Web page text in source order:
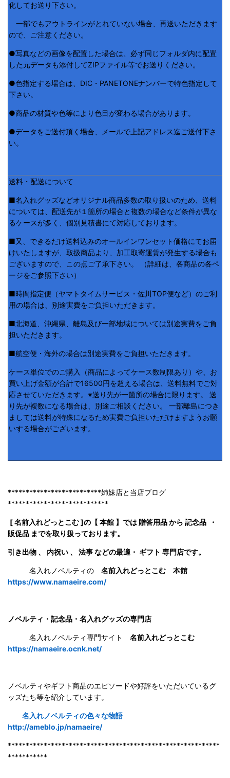
化してお送り下さい。
一部でもアウトラインがとれていない場合、再送いただきます
ので、ご注意ください。
●写真などの画像を配置した場合は、必ず同じフォルダ内に配置
した元データも添付してZIPファイル等でお送りください。
●色指定する場合は、DIC・PANETONEナンバーで特色指定して
下さい。
●商品の材質や色等により色目が変わる場合があります。
●データをご送付頂く場合、メールで上記アドレス迄ご送付下さ
い。
送料・配送について
■名入れグッズなどオリジナル商品多数の取り扱いのため、送料
については、配送先が１箇所の場合と複数の場合など条件が異な
るケースが多く、個別見積書にて対応しております。
■又、できるだけ送料込みのオールインワンセット価格にてお届
けいたしますが、取扱商品より、加工取寄運賃が発生する場合も
ございますので、この点ご了承下さい。 （詳細は、各商品の各ペ
ージをご参照下さい）
■時間指定便（ヤマトタイムサービス・佐川TOP便など）のご利
用の場合は、別途実費をご負担いただきます。
■北海道、沖縄県、離島及び一部地域については別途実費をご負
担いただきます。
■航空便・海外の場合は別途実費をご負担いただきます。
ケース単位でのご購入（商品によってケース数制限あり）や、お
買い上げ金額が合計で16500円を超える場合は、送料無料でご対
応させていただきます。※送り先が一箇所の場合に限ります。 送
り先が複数になる場合は、別途ご相談ください。 一部離島につき
ましては送料が特殊になるため実費ご負担いただけますようお願
いする場合がございます。
**************************姉妹店と当店ブログ
****************************
[ 名前入れどっとこむ ]の【 本館 】では 贈答用品 から 記念品 ・
販促品 までを取り扱っております。
引き出物 、 内祝い 、 法事 などの最適・ ギフト 専門店です。
名入れノベルティの 名前入れどっとこむ 本館
https://www.namaeire.com/
ノベルティ・記念品・名入れグッズの専門店
名入れノベルティ専門サイト 名前入れどっとこむ
https://namaeire.ocnk.net/
ノベルティやギフト商品のエピソードや好評をいただいているグ
ッズたち等を紹介しています。
名入れノベルティの色々な物語
http://ameblo.jp/namaeire/
***********************************************************
***********